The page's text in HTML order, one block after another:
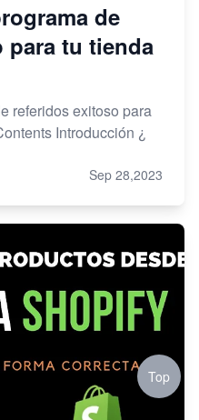
de
para tu tienda
referidos exitoso para
Introducción ¿
Sep 28,2023
Top